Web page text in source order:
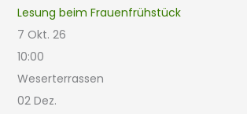
Lesung beim Frauenfrühstück
7 Okt. 26
10:00
Weserterrassen
02 Dez.